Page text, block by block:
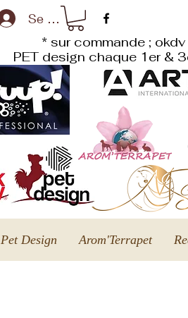
Se connecter
* sur commande ;
PET design chaque 1er &
Pet Design Arom'Terrapet